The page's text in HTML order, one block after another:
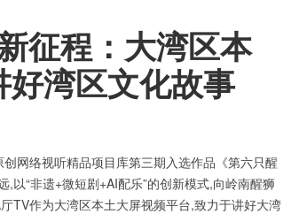
征程：大湾区本
湾区文化故事
网络视听精品项目库第三期入选作品《第六只醒
以“非遗+微短剧+AI配乐”的创新模式,向岭南醒狮
TV作为大湾区本土大屏视频平台,致力于讲好大湾